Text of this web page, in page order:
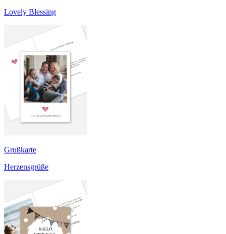
Lovely Blessing
Grußkarte
Herzensgrüße